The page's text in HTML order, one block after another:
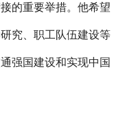
的重要举措。他希望
究、职工队伍建设等
强国建设和实现中国